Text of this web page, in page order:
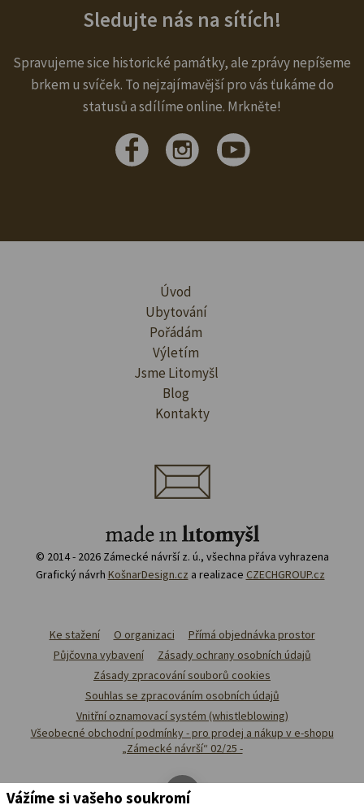
Sledujte nás na sítích!
Spravujeme sice historické památky, ale zprávy nepíšeme
brkem u svíček. To nejzajímavější pro vás ťukáme do
statusů a sdílíme online. Mrkněte!
Úvod
Ubytování
Pořádám
Výletím
Jsme Litomyšl
Blog
Kontakty
© 2014 - 2026 Zámecké návrší z. ú., všechna přáva vyhrazena
Grafický návrh KošnarDesign.cz a realizace CZECHGROUP.cz
Ke stažení O organizaci
Přímá objednávka prostor
Půjčovna vybavení
Zásady ochrany osobních údajů
Zásady zpracování souborů cookies
Souhlas se zpracováním osobních údajů
Vnitřní oznamovací systém (whistleblowing)
Všeobecné obchodní podmínky - pro prodej a nákup v e-shopu
„Zámecké návrší“ 02/25 -
Vážíme si vašeho soukromí